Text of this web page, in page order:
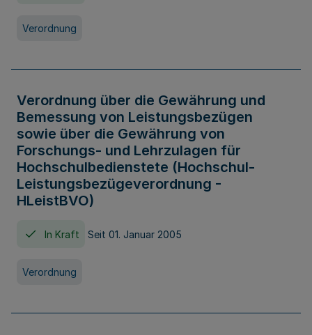
Verordnung
Verordnung über die Gewährung und
Bemessung von Leistungsbezügen
sowie über die Gewährung von
Forschungs- und Lehrzulagen für
Hochschulbedienstete (Hochschul-
Leistungsbezügeverordnung -
HLeistBVO)
In Kraft Seit 01. Januar 2005
Verordnung